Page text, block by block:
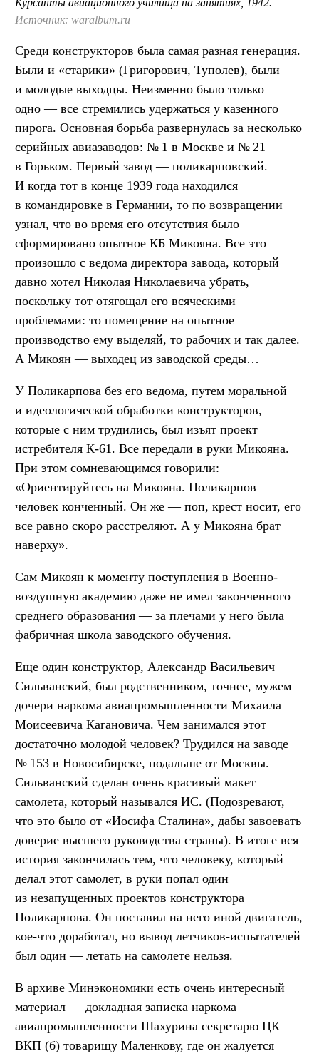
Курсанты авиационного училища на занятиях, 1942.
Источник: waralbum.ru
Среди конструкторов была самая разная генерация.
Были и «старики» (Григорович, Туполев), были
и молодые выходцы. Неизменно было только
одно — все стремились удержаться у казенного
пирога. Основная борьба развернулась за несколько
серийных авиазаводов: № 1 в Москве и № 21
в Горьком. Первый завод — поликарповский.
И когда тот в конце 1939 года находился
в командировке в Германии, то по возвращении
узнал, что во время его отсутствия было
сформировано опытное КБ Микояна. Все это
произошло с ведома директора завода, который
давно хотел Николая Николаевича убрать,
поскольку тот отягощал его всяческими
проблемами: то помещение на опытное
производство ему выделяй, то рабочих и так далее.
А Микоян — выходец из заводской среды…
У Поликарпова без его ведома, путем моральной
и идеологической обработки конструкторов,
которые с ним трудились, был изъят проект
истребителя К-61. Все передали в руки Микояна.
При этом сомневающимся говорили:
«Ориентируйтесь на Микояна. Поликарпов —
человек конченный. Он же — поп, крест носит, его
все равно скоро расстреляют. А у Микояна брат
наверху».
Сам Микоян к моменту поступления в Военно-
воздушную академию даже не имел законченного
среднего образования — за плечами у него была
фабричная школа заводского обучения.
Еще один конструктор, Александр Васильевич
Сильванский, был родственником, точнее, мужем
дочери наркома авиапромышленности Михаила
Моисеевича Кагановича. Чем занимался этот
достаточно молодой человек? Трудился на заводе
№ 153 в Новосибирске, подальше от Москвы.
Сильванский сделан очень красивый макет
самолета, который назывался ИС. (Подозревают,
что это было от «Иосифа Сталина», дабы завоевать
доверие высшего руководства страны). В итоге вся
история закончилась тем, что человеку, который
делал этот самолет, в руки попал один
из незапущенных проектов конструктора
Поликарпова. Он поставил на него иной двигатель,
кое-что доработал, но вывод летчиков-испытателей
был один — летать на самолете нельзя.
В архиве Минэкономики есть очень интересный
материал — докладная записка наркома
авиапромышленности Шахурина секретарю ЦК
ВКП (б) товарищу Маленкову, где он жалуется